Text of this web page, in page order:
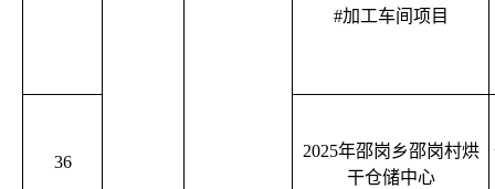
#加工车间项目
36
2025年邵岗乡邵岗村烘
干仓储中心